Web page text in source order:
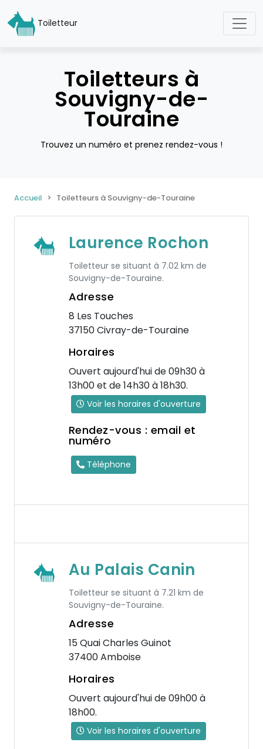
Toiletteur
Toiletteurs à
Souvigny-de-
Touraine
Trouvez un numéro et prenez rendez-vous !
Accueil Toiletteurs à Souvigny-de-Touraine
Laurence Rochon
Toiletteur se situant à 7.02 km de
Souvigny-de-Touraine.
Adresse
8 Les Touches
37150 Civray-de-Touraine
Horaires
Ouvert aujourd'hui de 09h30 à
13h00 et de 14h30 à 18h30.
Voir les horaires d'ouverture
Rendez-vous : email et
numéro
Téléphone
Au Palais Canin
Toiletteur se situant à 7.21 km de
Souvigny-de-Touraine.
Adresse
15 Quai Charles Guinot
37400 Amboise
Horaires
Ouvert aujourd'hui de 09h00 à
18h00.
Voir les horaires d'ouverture